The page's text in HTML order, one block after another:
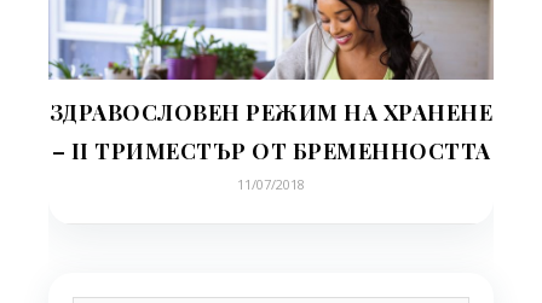
ЗДРАВОСЛОВЕН РЕЖИМ НА ХРАНЕНЕ
– II ТРИМЕСТЪР ОТ БРЕМЕННОСТТА
11/07/2018